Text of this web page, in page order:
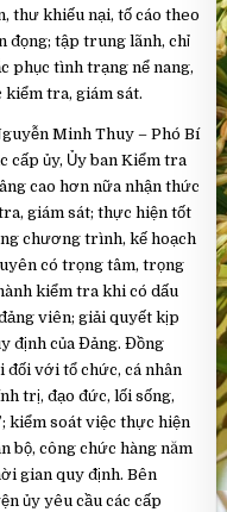
thư khiếu nại, tố cáo theo
đọng; tập trung lãnh, chỉ
phục tình trạng nể nang,
tra, giám sát.
Minh Thuy – Phó Bí
cấp ủy, Ủy ban Kiểm tra
cao hơn nữa nhận thức
giám sát; thực hiện tốt
chương trình, kế hoạch
có trọng tâm, trọng
kiểm tra khi có dấu
viên; giải quyết kịp
định của Đảng. Đồng
với tổ chức, cá nhân
trị, đạo đức, lối sống,
kiểm soát việc thực hiện
bộ, công chức hàng năm
gian quy định. Bên
ủy yêu cầu các cấp